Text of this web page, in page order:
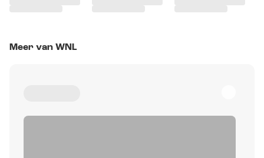
Meer van WNL